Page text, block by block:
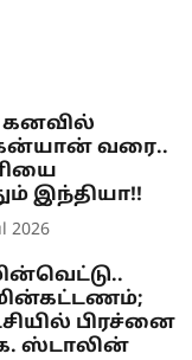
கனவில்
வரை..
இந்தியா!!
2026
பிரச்னை
ஸ்டாலின்